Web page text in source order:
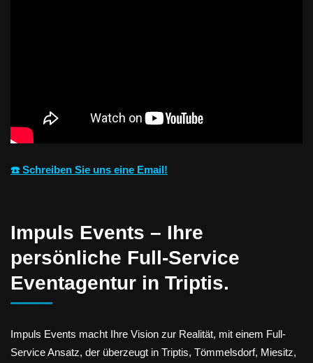
☎️ Schreiben Sie uns eine Email!
Impuls Events – Ihre
persönliche Full-Service
Eventagentur in Triptis.
Impuls Events macht Ihre Vision zur Realität, mit einem Full-
Service Ansatz, der überzeugt in Triptis, Tömmelsdorf, Miesitz,